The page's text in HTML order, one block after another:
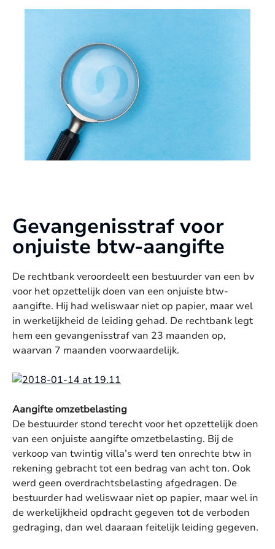
Gevangenisstraf voor
onjuiste btw-aangifte
De rechtbank veroordeelt een bestuurder van een bv
voor het opzettelijk doen van een onjuiste btw-
aangifte. Hij had weliswaar niet op papier, maar wel
in werkelijkheid de leiding gehad. De rechtbank legt
hem een gevangenisstraf van 23 maanden op,
waarvan 7 maanden voorwaardelijk.
Aangifte omzetbelasting
De bestuurder stond terecht voor het opzettelijk doen
van een onjuiste aangifte omzetbelasting. Bij de
verkoop van twintig villa’s werd ten onrechte btw in
rekening gebracht tot een bedrag van acht ton. Ook
werd geen overdrachtsbelasting afgedragen. De
bestuurder had weliswaar niet op papier, maar wel in
de werkelijkheid opdracht gegeven tot de verboden
gedraging, dan wel daaraan feitelijk leiding gegeven.